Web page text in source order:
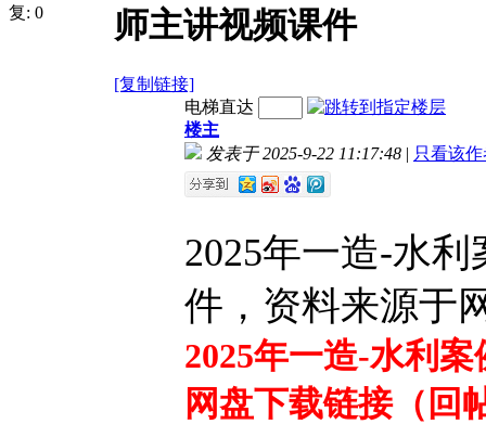
复: 0
师主讲视频课件
[复制链接]
电梯直达
楼主
发表于 2025-9-22 11:17:48 | 只看该
2025年一造-水
件，资料来源于
2025年一造-水利
网盘下载链接（回